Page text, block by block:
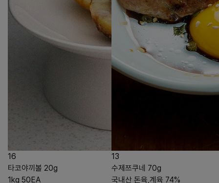
16
타코야끼볼 20g
1kg 50EA
13
수제쯔쿠네 70g
국내산 돈육,계육 74%